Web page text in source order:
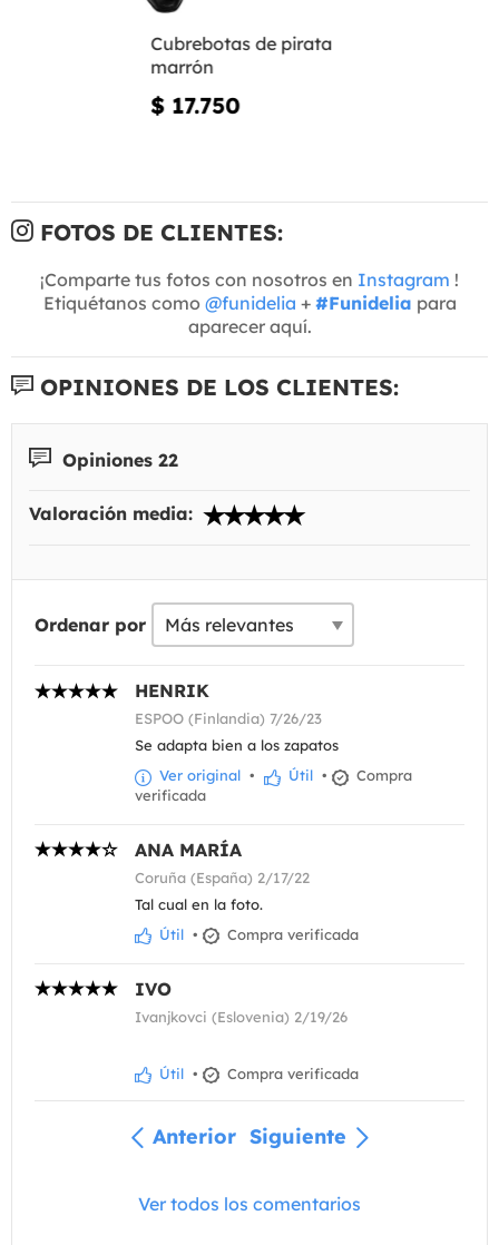
Cubrebotas de pirata
marrón
$ 17.750
FOTOS DE CLIENTES:
¡Comparte tus fotos con nosotros en Instagram !
Etiquétanos como @funidelia + #Funidelia para
aparecer aquí.
OPINIONES DE LOS CLIENTES:
Opiniones 22
Valoración media:
Ordenar por
HENRIK
ESPOO (Finlandia) 7/26/23
Se adapta bien a los zapatos
Ver original • Útil •
Compra
verificada
ANA MARÍA
Coruña (España) 2/17/22
Tal cual en la foto.
Útil • Compra verificada
IVO
Ivanjkovci (Eslovenia) 2/19/26
Útil • Compra verificada
Anterior Siguiente
Ver todos los comentarios